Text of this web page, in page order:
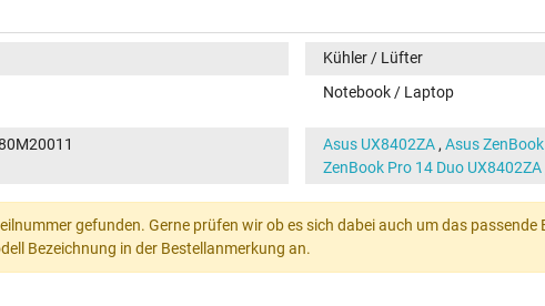
Kühler / Lüfter
Notebook / Laptop
Asus UX8402ZA, Asus
ZenBook Pro 14 Duo UX8402ZA
gefunden. Gerne prüfen wir ob es sich dabei auch um das
Bezeichnung in der Bestellanmerkung an.